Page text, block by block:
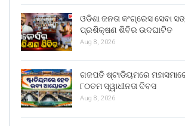
ଓଡିଶା ଜନତା କଂଗ୍ରେସ ସେବା
ପ୍ରଶିକ୍ଷଣ ଶିବିର ଉଦଘାଟିତ
Aug 8, 2026
ଗଜପତି ଷ୍ଟାଡିୟମରେ
୮୦ତମ ସ୍ୱାଧୀନତା ଦିବସ
Aug 8, 2026